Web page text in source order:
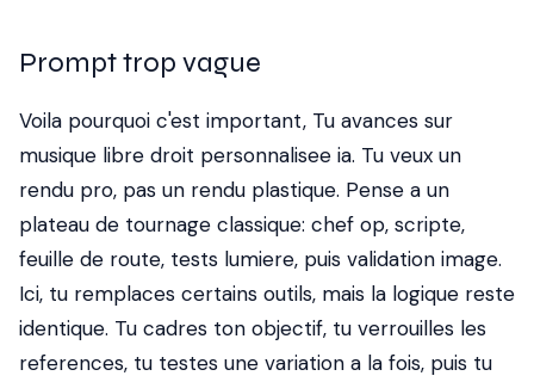
Prompt trop vague
Voila pourquoi c'est important, Tu avances sur
musique libre droit personnalisee ia. Tu veux un
rendu pro, pas un rendu plastique. Pense a un
plateau de tournage classique: chef op, scripte,
feuille de route, tests lumiere, puis validation image.
Ici, tu remplaces certains outils, mais la logique reste
identique. Tu cadres ton objectif, tu verrouilles les
references, tu testes une variation a la fois, puis tu